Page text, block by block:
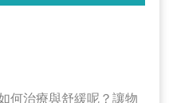
何治療與舒緩呢？讓物